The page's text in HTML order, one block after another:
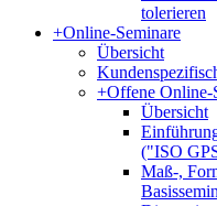
tolerieren
+Online-Seminare
Übersicht
+Offene Online-
Übersicht
("ISO
Maß-,